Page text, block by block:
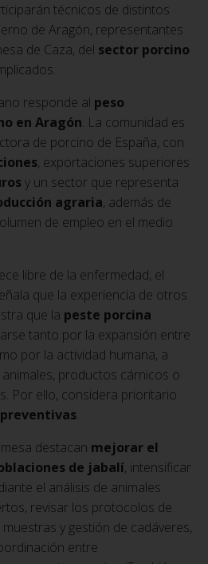
técnicos de distintos
de Aragón, representantes
de Caza, del sector porcino
responde al peso
en Aragón. La comunidad es
de porcino de España, con
, exportaciones superiores
y un sector que representa
agraria, además de
de empleo en el medio
libre de la enfermedad, el
que la experiencia de otros
que la peste porcina
tanto por la expansión entre
por la actividad humana, a
productos cárnicos o
Por ello, considera prioritario
.
destacan mejorar el
de jabalí, intensificar
el análisis de animales
revisar los protocolos de
y gestión de cadáveres,
entre